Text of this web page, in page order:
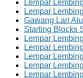
Lempar
Lempar
Gawang Lari
Starting Blocks
Lempar
Lempar
Lempar
Lempar
Lempar